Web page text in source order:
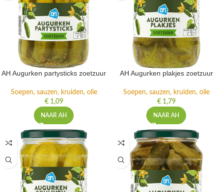
AH Augurken partysticks zoetzuur
Soepen, sauzen, kruiden, olie
€1,09
NAAR AH
AH Augurken plakjes zoetzuur
Soepen, sauzen, kruiden, olie
€1,79
NAAR AH